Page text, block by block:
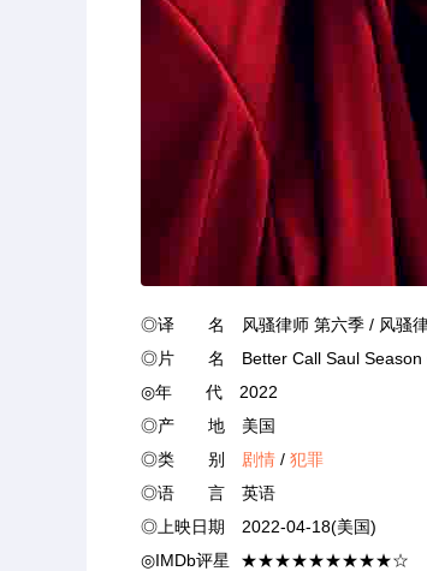
◎译 名 风骚律师 第六季 / 风骚律
◎片 名 Better Call Saul Season
◎年 代 2022
◎产 地 美国
◎类 别 剧情 / 犯罪
◎语 言 英语
◎上映日期 2022-04-18(美国)
◎IMDb评星 ★★★★★★★★★☆